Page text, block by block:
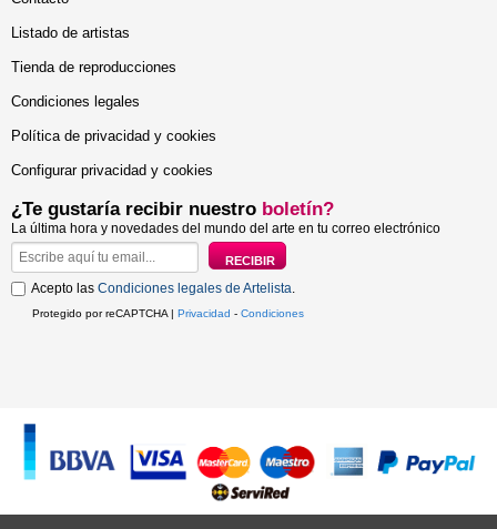
Listado de artistas
Tienda de reproducciones
Condiciones legales
Política de privacidad y cookies
Configurar privacidad y cookies
¿Te gustaría recibir nuestro boletín?
La última hora y novedades del mundo del arte en tu correo electrónico
Acepto las Condiciones legales de Artelista.
Protegido por reCAPTCHA | Privacidad - Condiciones